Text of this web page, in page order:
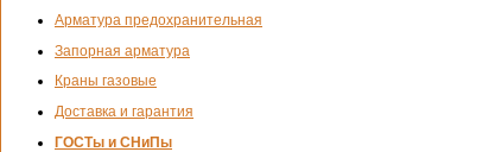
Арматура предохранительная
Запорная арматура
Краны газовые
Доставка и гарантия
ГОСТы и СНиПы